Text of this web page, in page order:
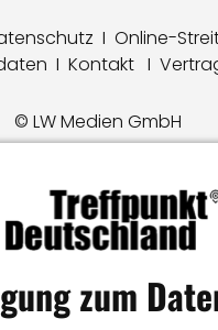
I Online-
I Kontakt I
© LW Medien GmbH
zum